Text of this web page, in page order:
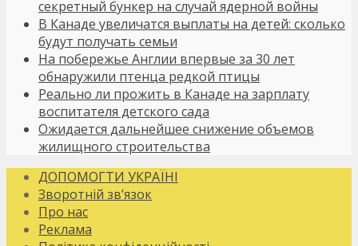
секретный бункер на случай ядерной войны
В Канаде увеличатся выплаты на детей: сколько
будут получать семьи
На побережье Англии впервые за 30 лет
обнаружили птенца редкой птицы
Реально ли прожить в Канаде на зарплату
воспитателя детского сада
Ожидается дальнейшее снижение объемов
жилищного строительства
ДОПОМОГТИ УКРАЇНІ
Зворотній зв’язок
Про нас
Реклама